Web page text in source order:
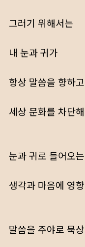
그러기 위해서는
내 눈과 귀가
항상 말씀을 향하
세상 문화를 차단
눈과 귀로 들어오
생각과 마음에 영
말씀을 주야로 묵